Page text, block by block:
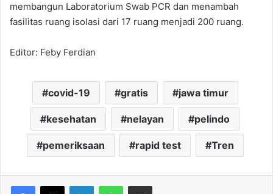
membangun Laboratorium Swab PCR dan menambah
fasilitas ruang isolasi dari 17 ruang menjadi 200 ruang.
Editor: Feby Ferdian
covid-19 gratis jawa timur
kesehatan nelayan pelindo
pemeriksaan rapid test Tren
Facebook
X LinkedInWhatsAppShare via Email